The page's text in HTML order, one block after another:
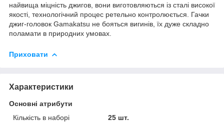
найвища міцність джигов, вони виготовляються із сталі високої
якості, технологічний процес ретельно контролюється. Гачки
джиг-головок Gamakatsu не бояться вигинів, їх дуже складно
поламати в природних умовах.
Приховати
Характеристики
Основні атрибути
Кількість в наборі
25 шт.